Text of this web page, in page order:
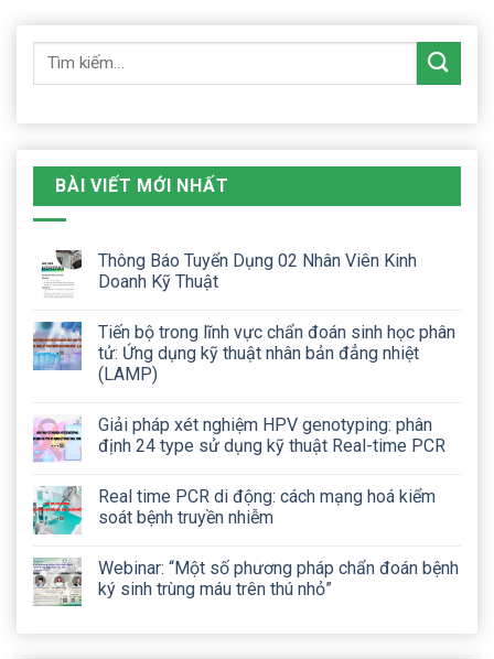
BÀI VIẾT MỚI NHẤT
Thông Báo Tuyển Dụng 02 Nhân Viên Kinh
Doanh Kỹ Thuật
Tiến bộ trong lĩnh vực chẩn đoán sinh học phân
tử: Ứng dụng kỹ thuật nhân bản đẳng nhiệt
(LAMP)
Giải pháp xét nghiệm HPV genotyping: phân
định 24 type sử dụng kỹ thuật Real-time PCR
Real time PCR di động: cách mạng hoá kiểm
soát bệnh truyền nhiễm
Webinar: “Một số phương pháp chẩn đoán bệnh
ký sinh trùng máu trên thú nhỏ”